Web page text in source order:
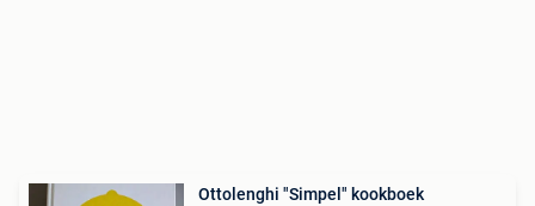
Ottolenghi "Simpel" kookboek